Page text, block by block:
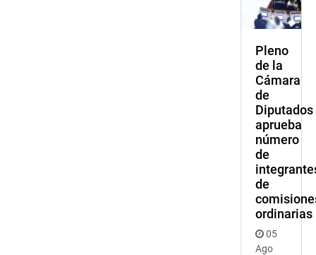
Pleno
de la
Cámara
de
Diputados
aprueba
número
de
de
ordinarias
05
Ago